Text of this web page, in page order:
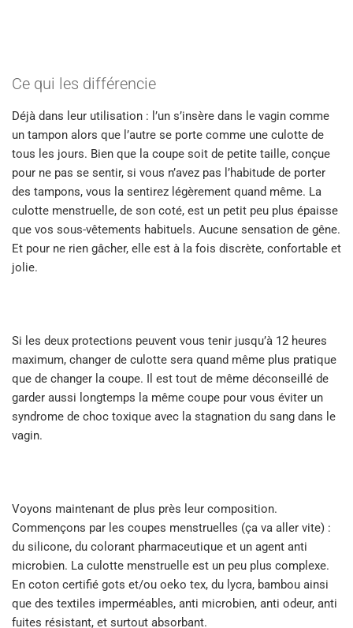
Ce qui les différencie
Déjà dans leur utilisation : l’un s’insère dans le vagin comme
un tampon alors que l’autre se porte comme une culotte de
tous les jours. Bien que la coupe soit de petite taille, conçue
pour ne pas se sentir, si vous n’avez pas l’habitude de porter
des tampons, vous la sentirez légèrement quand même. La
culotte menstruelle, de son coté, est un petit peu plus épaisse
que vos sous-vêtements habituels. Aucune sensation de gêne.
Et pour ne rien gâcher, elle est à la fois discrète, confortable et
jolie.
Si les deux protections peuvent vous tenir jusqu’à 12 heures
maximum, changer de culotte sera quand même plus pratique
que de changer la coupe. Il est tout de même déconseillé de
garder aussi longtemps la même coupe pour vous éviter un
syndrome de choc toxique avec la stagnation du sang dans le
vagin.
Voyons maintenant de plus près leur composition.
Commençons par les coupes menstruelles (ça va aller vite) :
du silicone, du colorant pharmaceutique et un agent anti
microbien. La culotte menstruelle est un peu plus complexe.
En coton certifié gots et/ou oeko tex, du lycra, bambou ainsi
que des textiles imperméables, anti microbien, anti odeur, anti
fuites résistant, et surtout absorbant.